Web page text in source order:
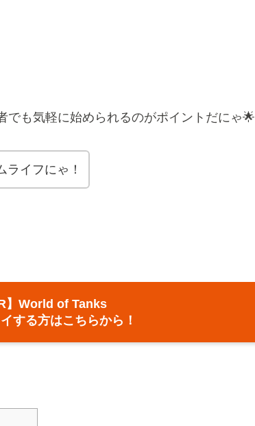
も気軽に始められるのがポイントだにゃ🌟
イフにゃ！
】World of Tanks
する方はこちらから！